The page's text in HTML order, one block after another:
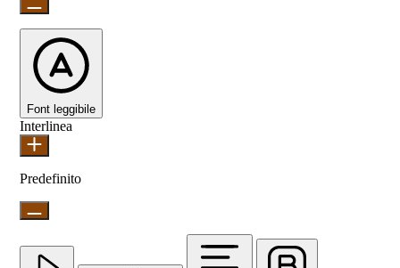
Font leggibile
Interlinea
Predefinito